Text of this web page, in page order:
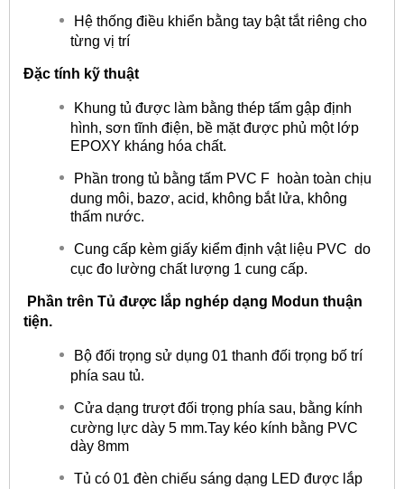
Hệ thống điều khiển bằng tay bật tắt riêng cho
từng vị trí
Đặc tính kỹ thuật
Khung tủ được làm bằng thép tấm gập định
hình, sơn tĩnh điện, bề mặt được phủ một lớp
EPOXY kháng hóa chất.
Phần trong tủ bằng tấm PVC F hoàn toàn chịu
dung môi, bazơ, acid, không bắt lửa, không
thấm nước.
Cung cấp kèm giấy kiểm định vật liệu PVC do
cục đo lường chất lượng 1 cung cấp.
Phần trên Tủ được lắp nghép dạng Modun thuận
tiện.
Bộ đối trọng sử dụng 01 thanh đối trọng bố trí
phía sau tủ.
Cửa dạng trượt đối trọng phía sau, bằng kính
cường lực dày 5 mm.Tay kéo kính bằng PVC
dày 8mm
Tủ có 01 đèn chiếu sáng dạng LED được lắp